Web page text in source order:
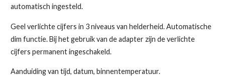
automatisch ingesteld.
Geel verlichte cijfers in 3 niveaus van helderheid. Automatische
dim functie. Bij het gebruik van de adapter zijn de verlichte
cijfers permanent ingeschakeld.
Aanduiding van tijd, datum, binnentemperatuur.